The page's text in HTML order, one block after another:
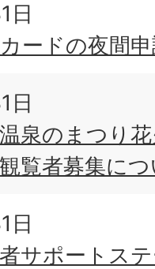
日
ードの夜間
日
泉のまつり
覧者募集に
日
者サポートス